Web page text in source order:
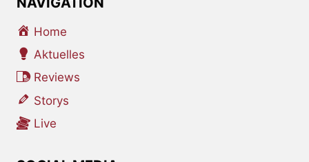
Home
Aktuelles
Reviews
Storys
Live